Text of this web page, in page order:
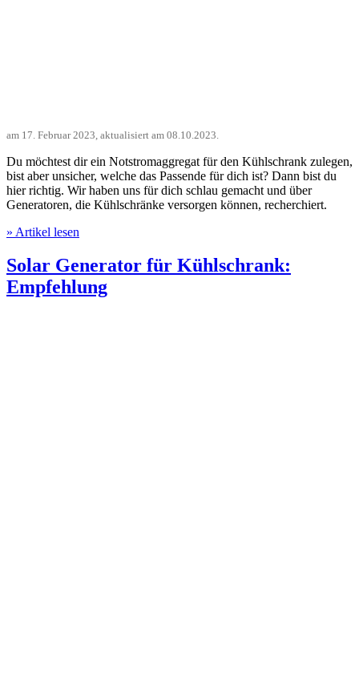
am 17. Februar 2023 , aktualisiert am 08.10.2023
Du möchtest dir ein Notstromaggregat für den Kühlschrank zulegen,
bist aber unsicher, welche das Passende für dich ist? Dann bist du
hier richtig. Wir haben uns für dich schlau gemacht und über
Generatoren, die Kühlschränke versorgen können, recherchiert.
» Artikel lesen
Solar Generator für Kühlschrank:
Empfehlung